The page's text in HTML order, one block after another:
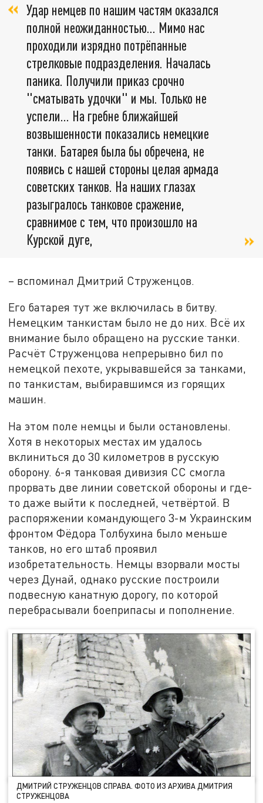
Удар немцев по нашим частям оказался
полной неожиданностью… Мимо нас
проходили изрядно потрёпанные
стрелковые подразделения. Началась
паника. Получили приказ срочно
"сматывать удочки" и мы. Только не
успели… На гребне ближайшей
возвышенности показались немецкие
танки. Батарея была бы обречена, не
появись с нашей стороны целая армада
советских танков. На наших глазах
разыгралось танковое сражение,
сравнимое с тем, что произошло на
Курской дуге,
– вспоминал Дмитрий Струженцов.
Его батарея тут же включилась в битву.
Немецким танкистам было не до них. Всё их
внимание было обращено на русские танки.
Расчёт Струженцова непрерывно бил по
немецкой пехоте, укрывавшейся за танками,
по танкистам, выбиравшимся из горящих
машин.
На этом поле немцы и были остановлены.
Хотя в некоторых местах им удалось
вклиниться до 30 километров в русскую
оборону. 6-я танковая дивизия СС смогла
прорвать две линии советской обороны и где-
то даже выйти к последней, четвёртой. В
распоряжении командующего 3-м Украинским
фронтом Фёдора Толбухина было меньше
танков, но его штаб проявил
изобретательность. Немцы взорвали мосты
через Дунай, однако русские построили
подвесную канатную дорогу, по которой
перебрасывали боеприпасы и пополнение.
ДМИТРИЙ СТРУЖЕНЦОВ СПРАВА. ФОТО ИЗ АРХИВА ДМИТРИЯ
СТРУЖЕНЦОВА